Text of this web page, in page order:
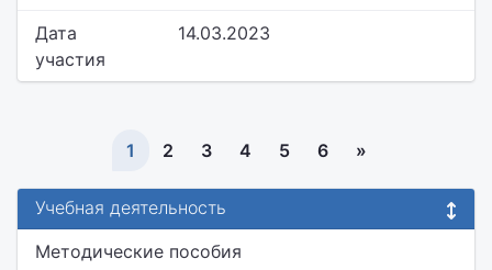
Дата
участия
14.03.2023
1 2 3 4 5 6 »
Учебная деятельность
Методические пособия